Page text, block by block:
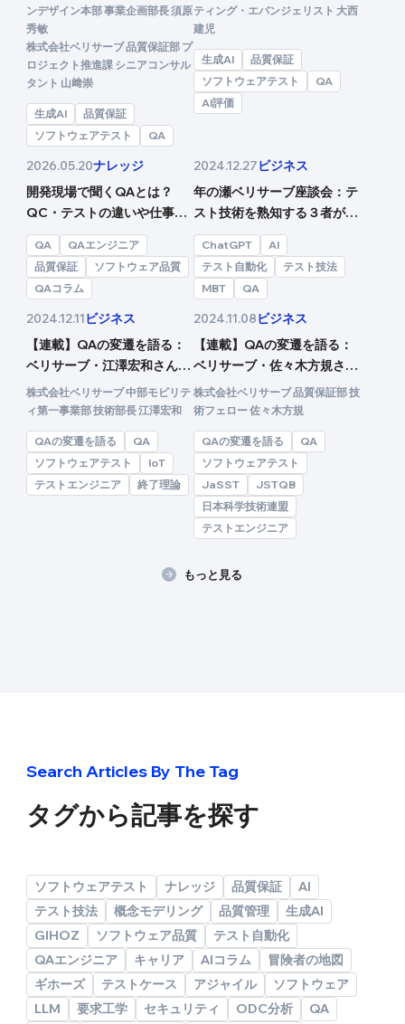
ンデザイン本部 事業企画部長 須原
秀敏
株式会社ベリサーブ 品質保証部 プ
ロジェクト推進課 シニアコンサル
タント 山﨑崇
生成AI
品質保証
ソフトウェアテスト
QA
ティング・エバンジェリスト 大西
建児
生成AI
品質保証
ソフトウェアテスト
QA
AI評価
2026.05.20ナレッジ
開発現場で聞くQAとは？
QC・テストの違いや仕事内
容を紹介
QA
QAエンジニア
品質保証
ソフトウェア品質
QAコラム
2024.12.27ビジネス
年の瀬ベリサーブ座談会：テ
スト技術を熟知する３者が語
った、AI時代だからこそテス
トの価値が高まるワケ（前
編）
ChatGPT
AI
テスト自動化
テスト技法
MBT
QA
2024.12.11ビジネス
【連載】QAの変遷を語る：
ベリサーブ・江澤宏和さん
「何をもってテストを終わり
とすべきか」を問い続ける
株式会社ベリサーブ 中部モビリテ
ィ第一事業部 技術部長 江澤宏和
QAの変遷を語る
QA
ソフトウェアテスト
IoT
テストエンジニア
終了理論
2024.11.08ビジネス
【連載】QAの変遷を語る：
ベリサーブ・佐々木方規さん
「QA・テスト業界の共通言
語が不可欠だった」
株式会社ベリサーブ 品質保証部 技
術フェロー 佐々木方規
QAの変遷を語る
QA
ソフトウェアテスト
JaSST
JSTQB
日本科学技術連盟
テストエンジニア
もっと見る
Search Articles By The Tag
タグから記事を探す
ソフトウェアテスト ナレッジ 品質保証
AI
テスト技法
概念モデリング 品質管理
生成AI
GIHOZ
ソフトウェア品質
テスト自動化
QAエンジニア
キャリア AIコラム
冒険者の地図
ギホーズ
テストケース アジャイル
ソフトウェア
LLM
要求工学 セキュリティ ODC分析
QA